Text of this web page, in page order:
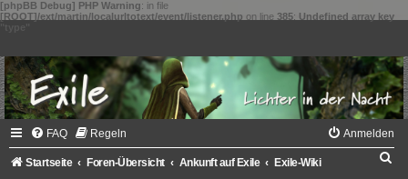
[phpBB Debug] PHP Warning: in file
[ROOT]/ext/martin/localurltotext/event/listener.php on line 385: Undefined array key
FAQ Regeln Anmelden
Startseite Foren-Übersicht Ankunft auf Exile
Exile-Wiki